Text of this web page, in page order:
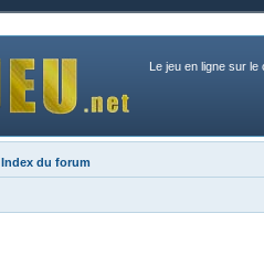
Le jeu en ligne sur le
Index du forum